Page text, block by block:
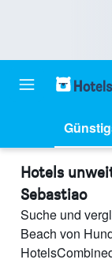
Hotels
Sebastiao
Suche und
Beach von